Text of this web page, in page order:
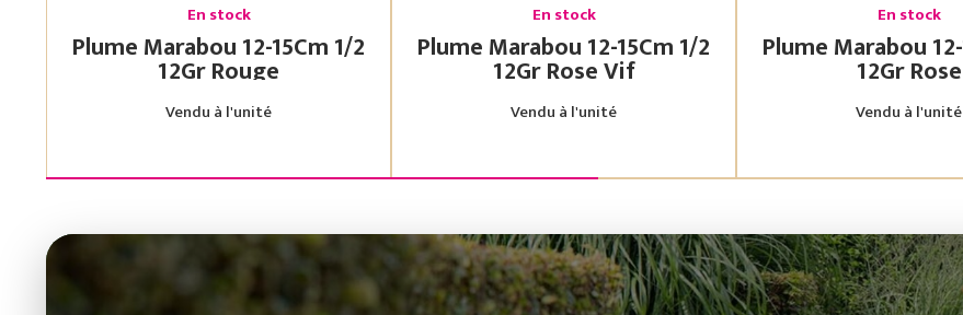
En stock
Plume Marabou 12-15Cm 1/2
12Gr Rouge
Vendu à l'unité
En stock
Plume Marabou 12-15Cm 1/2
12Gr Rose Vif
Vendu à l'unité
En stock
Plume Marabou 12-15Cm 1/2
12Gr Rose
Vendu à l'unité